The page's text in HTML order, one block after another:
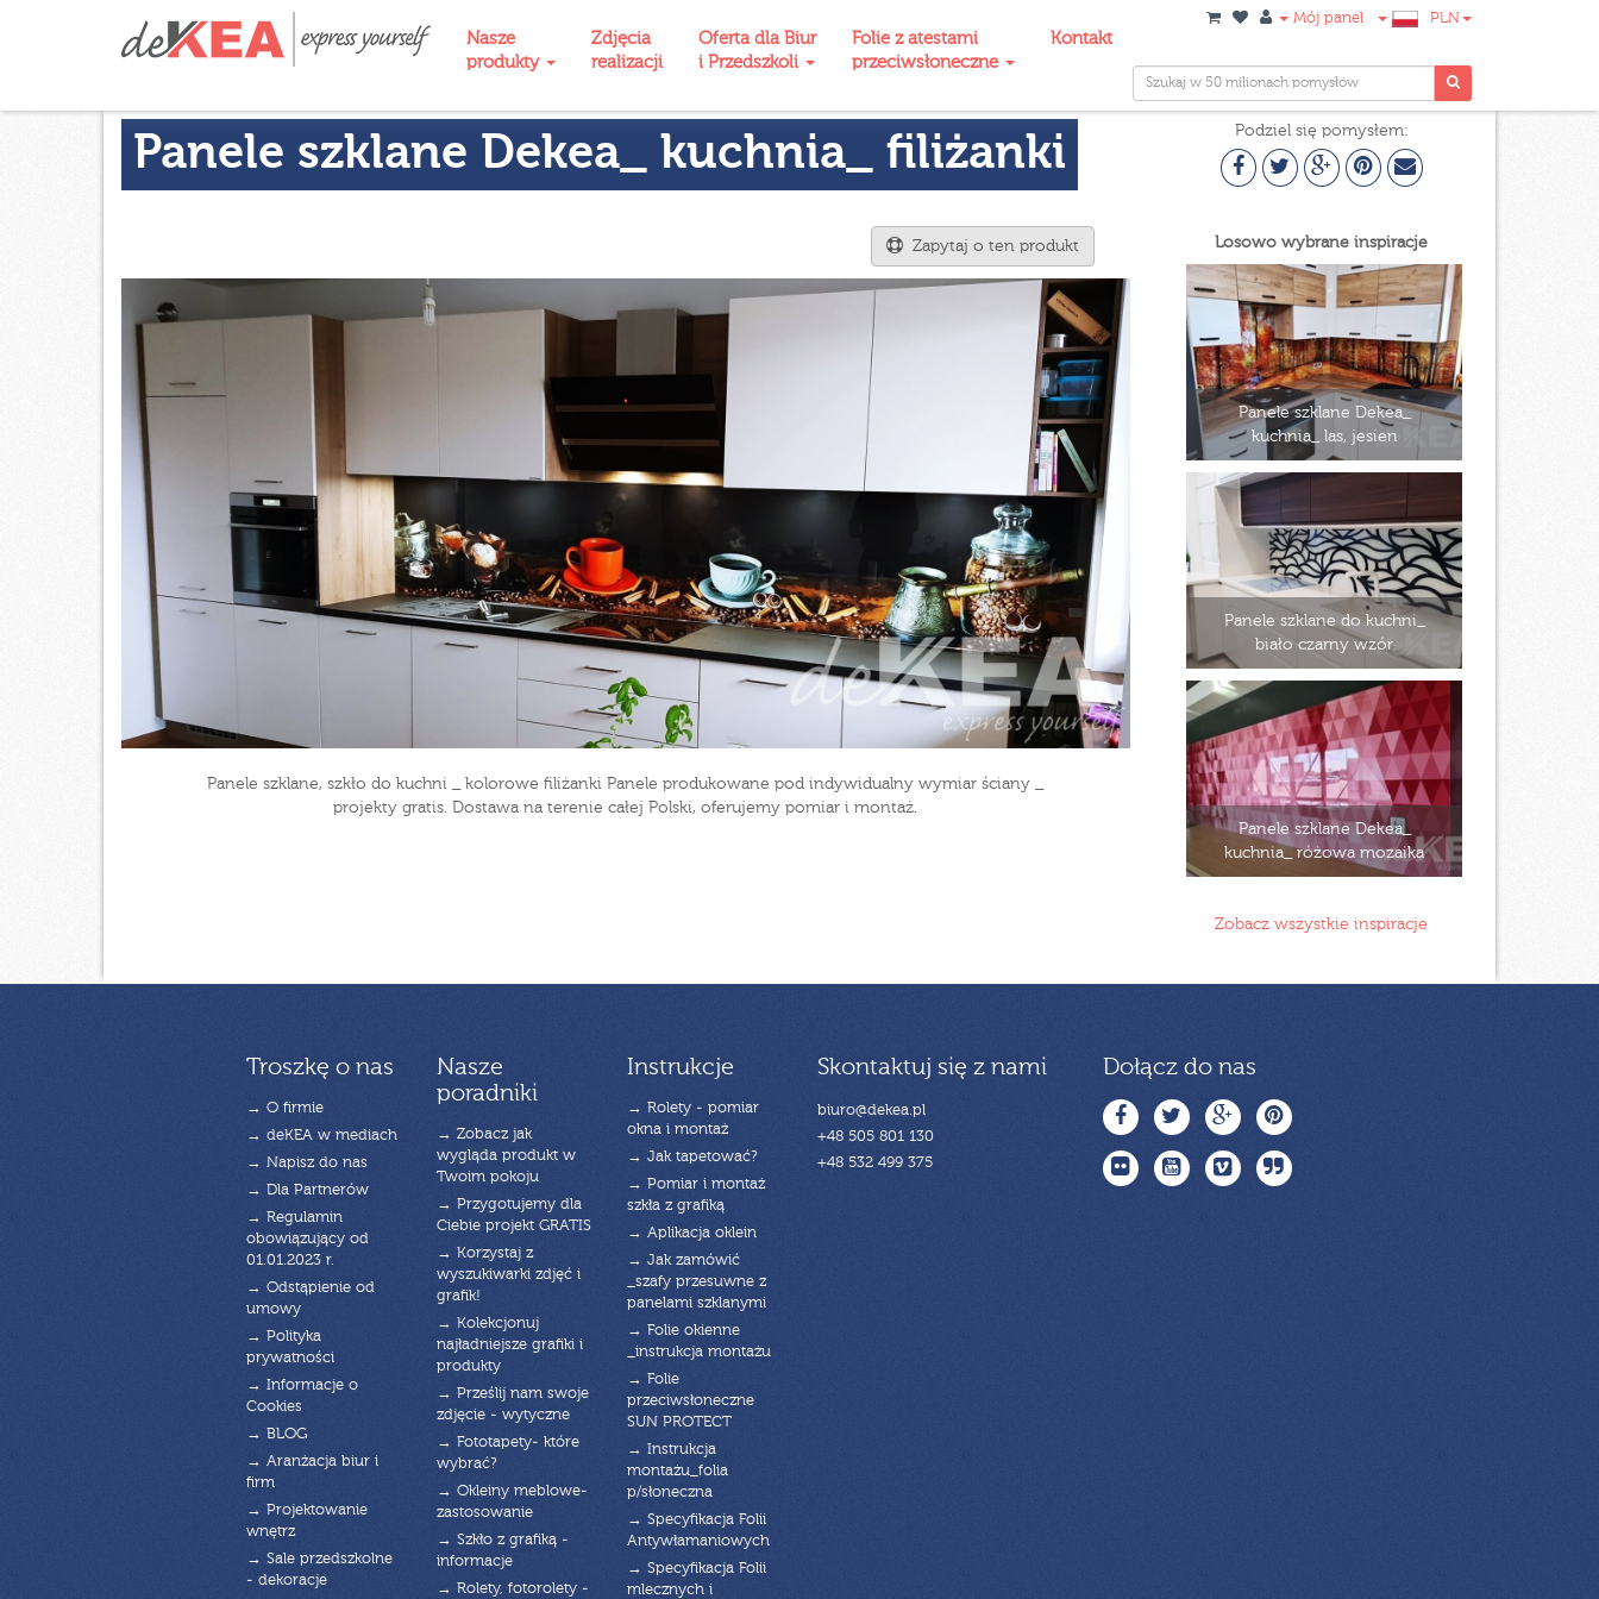
Nasze
produkty
Zdjęcia
realizacji
Oferta dla Biur
i Przedszkoli
Folie z atestami
przeciwsłoneczne
Kontakt
Mój panel PLN
Panele szklane Dekea_ kuchnia_ filiżanki
Zapytaj o ten produkt
Panele szklane, szkło do kuchni _ kolorowe filiżanki Panele produkowane pod indywidualny wymiar ściany _
projekty gratis. Dostawa na terenie całej Polski, oferujemy pomiar i montaż.
Podziel się pomysłem:
Losowo wybrane inspiracje
Panele szklane Dekea_
kuchnia_ las, jesien
Panele szklane do kuchni_
biało czarny wzór
Panele szklane Dekea_
kuchnia_ różowa mozaika
Zobacz wszystkie inspiracje
Troszkę o nas
→ O firmie
→ deKEA w mediach
→ Napisz do nas
→ Dla Partnerów
→ Regulamin
obowiązujący od
01.01.2023 r.
→ Odstąpienie od
umowy
→ Polityka
prywatności
→ Informacje o
Cookies
→ BLOG
→ Aranżacja biur i
firm
→ Projektowanie
wnętrz
→ Sale przedszkolne
- dekoracje
Nasze
poradniki
→ Zobacz jak
wygląda produkt w
Twoim pokoju
→ Przygotujemy dla
Ciebie projekt GRATIS
→ Korzystaj z
wyszukiwarki zdjęć i
grafik!
→ Kolekcjonuj
najładniejsze grafiki i
produkty
→ Prześlij nam swoje
zdjęcie - wytyczne
→ Fototapety- które
wybrać?
→ Okleiny meblowe-
zastosowanie
→ Szkło z grafiką -
informacje
→ Rolety, fotorolety -
Instrukcje
→ Rolety - pomiar
okna i montaż
→ Jak tapetować?
→ Pomiar i montaż
szkła z grafiką
→ Aplikacja oklein
→ Jak zamówić
_szafy przesuwne z
panelami szklanymi
→ Folie okienne
_instrukcja montażu
→ Folie
przeciwsłoneczne
SUN PROTECT
→ Instrukcja
montażu_folia
p/słoneczna
→ Specyfikacja Folii
Antywłamaniowych
→ Specyfikacja Folii
mlecznych i
Skontaktuj się z nami
biuro@dekea.pl
+48 505 801 130
+48 532 499 375
Dołącz do nas